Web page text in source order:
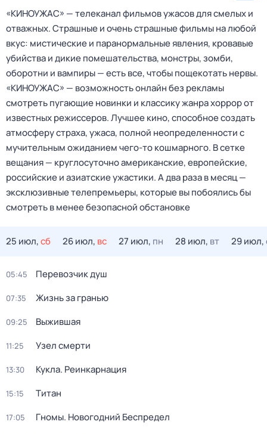
«КИНОУЖАС» — телеканал фильмов ужасов для смелых и
отважных. Страшные и очень страшные фильмы на любой
вкус: мистические и паранормальные явления, кровавые
убийства и дикие помешательства, монстры, зомби,
оборотни и вампиры — есть все, чтобы пощекотать нервы.
«КИНОУЖАС» — возможность онлайн без рекламы
смотреть пугающие новинки и классику жанра хоррор от
известных режиссеров. Лучшее кино, способное создать
атмосферу страха, ужаса, полной неопределенности с
мучительным ожиданием чего-то кошмарного. В сетке
вещания — круглосуточно американские, европейские,
российские и азиатские ужастики. А два раза в месяц —
эксклюзивные телепремьеры, которые вы побоялись бы
смотреть в менее безопасной обстановке
25 июл,сб 26 июл, вс 27 июл, пн 28 июл, вт 29 июл,
05:45 Перевозчик душ
07:35 Жизнь за гранью
09:25 Выжившая
11:25 Узел смерти
13:30 Кукла. Реинкарнация
15:15 Титан
17:05 Гномы. Новогодний Беспредел